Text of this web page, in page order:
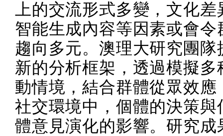
上的交流形式多變，文化差
智能生成內容等因素或會令
趨向多元。澳理大研究團隊
新的分析框架，透過模擬多
動情境，結合群體從眾效應
社交環境中，個體的決策與
體意見演化的影響。研究成